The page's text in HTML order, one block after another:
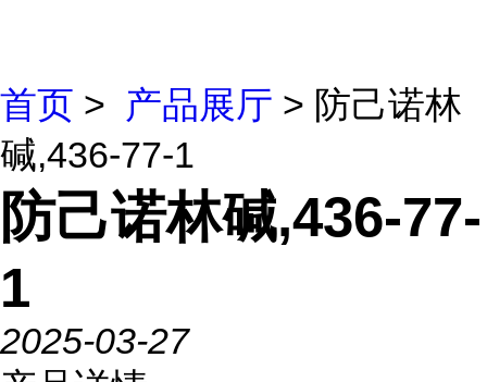
首页 > 产品展厅 > 防己诺林
碱,436-77-1
防己诺林碱,436-77-
1
2025-03-27